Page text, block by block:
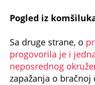
Pogled iz
Sa druge strane, o
progovorila je i
neposrednog
zapažanja o